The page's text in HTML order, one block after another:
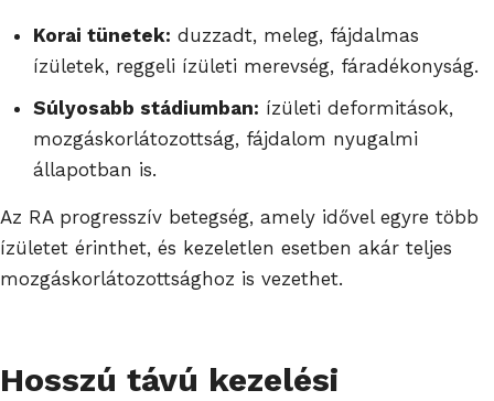
Korai tünetek: duzzadt, meleg, fájdalmas
ízületek, reggeli ízületi merevség, fáradékonyság.
Súlyosabb stádiumban: ízületi deformitások,
mozgáskorlátozottság, fájdalom nyugalmi
állapotban is.
Az RA progresszív betegség, amely idővel egyre több
ízületet érinthet, és kezeletlen esetben akár teljes
mozgáskorlátozottsághoz is vezethet.
Hosszú távú kezelési